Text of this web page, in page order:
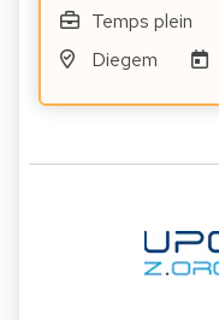
Temps plein
Diegem